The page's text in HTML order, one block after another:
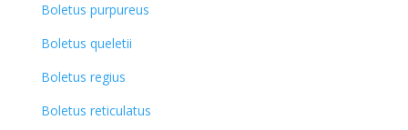
Boletus purpureus
Boletus queletii
Boletus regius
Boletus reticulatus